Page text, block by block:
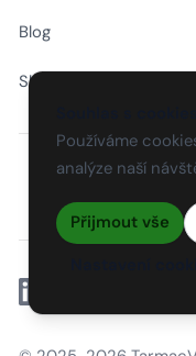
Blog
Slovník
Linkedin
Používáme
analýze naší
Přijmout vše